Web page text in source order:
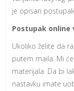
je opisan
Postupak online
Ukoliko želite da
putem maila. Mi
materijala. Da bi
nastavku imate